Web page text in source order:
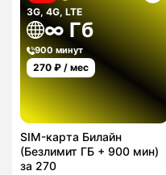
3G, 4G, LTE
∞ Гб
900 минут
270 ₽ / мес
SIM-карта Билайн
(Безлимит ГБ + 900 мин)
за 270